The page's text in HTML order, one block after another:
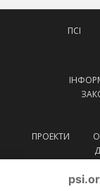
ПСІ
ПРОЕКТИ